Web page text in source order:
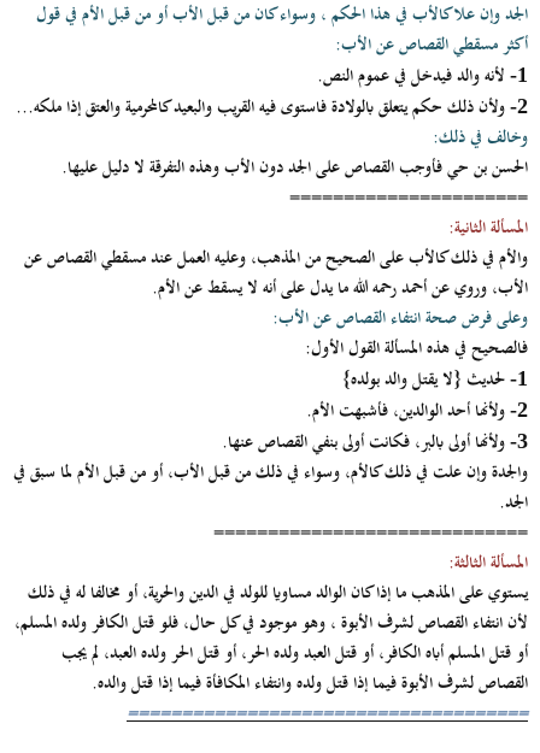
الجد وإن علا كالأب في هذا الحكم ، وسواء كان من قبل الأب أو من قبل الأم في قول
أكثر مسقطي القصاص عن الأب:
1- لأنه والد فيدخل في عموم النص.
2- ولأن ذلك حكم يتعلق بالولادة فاستوى فيه القريب والبعيد كالمحرمية والعتق إذا ملكه...
وخالف في ذلك:
الحسن بن حي فأوجب القصاص على الجد دون الأب وهذه التفرقة لا دليل عليها.
======================
المسألة الثانية:
والأم في ذلك كالأب على الصحيح من المذهب، وعليه العمل عند مسقطي القصاص عن
الأب، وروي عن أحمد رحمه الله ما يدل على أنه لا يسقط عن الأم.
وعلى فرض صحة انتفاء القصاص عن الأب:
فالصحيح في هذه المسألة القول الأول:
1- لحديث{لا يقتل والد بولده}
2- ولأنها أحد الوالدين، فأشبهت الأم.
3- ولأنها أولى بالبر، فكانت أولى بنفي القصاص عنها.
والجدة وإن علت في ذلك كالأم، وسواء في ذلك من قبل الأب، أو من قبل الأم لما سبق في
الجد.
=============================
المسألة الثالثة:
يستوي على المذهب ما إذا كان الوالد مساويا للولد في الدين والحرية، أو مخالفا له في ذلك
لأن انتفاء القصاص لشرف الأبوة ، وهو موجود في كل حال، فلو قتل الكافر ولده المسلم،
أو قتل المسلم أباه الكافر، أو قتل العبد ولده الحر، أو قتل الحر ولده العبد، لم يجب
القصاص لشرف الأبوة فيما إذا قتل ولده وانتفاء المكافأة فيما إذا قتل والده.
=====================================